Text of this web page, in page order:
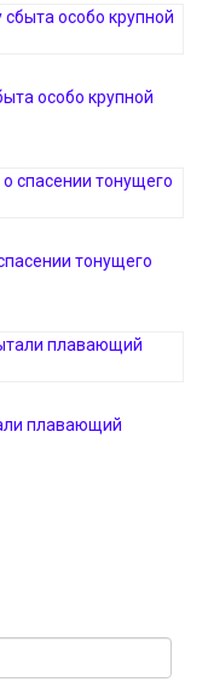
особо крупной
тонущего
плавающий